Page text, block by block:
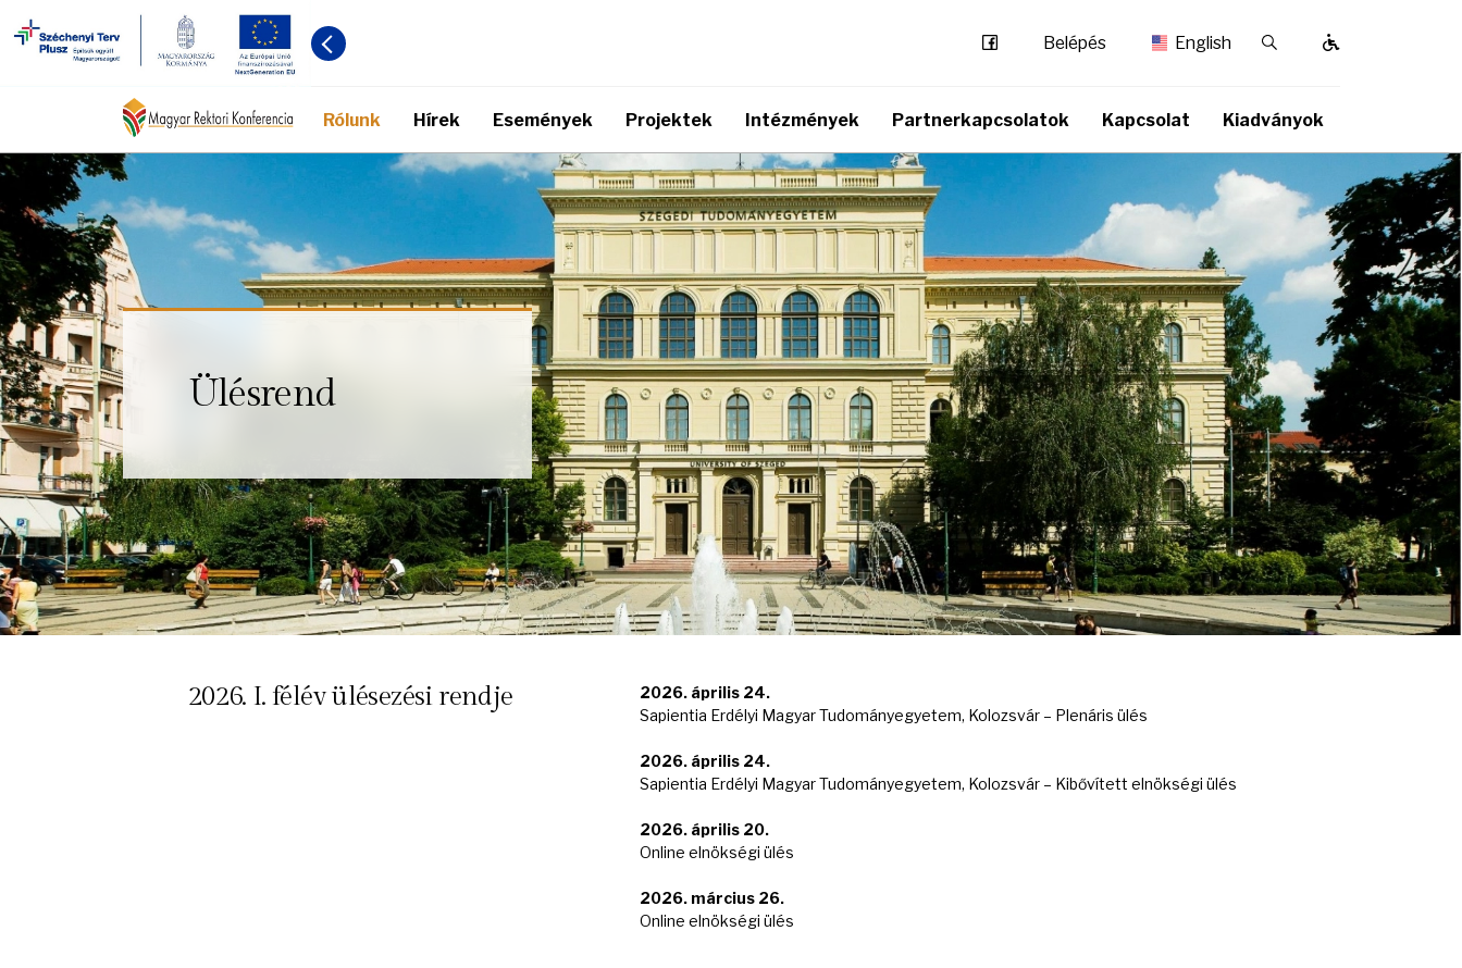
FacebookBelépés English Kereső / Bezárás
Rólunk Hírek Események Projektek Intézmények Partnerkapcsolatok Kapcsolat Kiadványok
Ülésrend
2026. I. félév ülésezési rendje
2026. április 24.
Sapientia Erdélyi Magyar Tudományegyetem, Kolozsvár – Plenáris ülés
2026. április 24.
Sapientia Erdélyi Magyar Tudományegyetem, Kolozsvár – Kibővített elnökségi ülés
2026. április 20.
Online elnökségi ülés
2026. március 26.
Online elnökségi ülés